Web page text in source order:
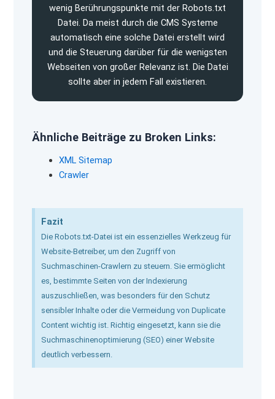
wenig Berührungspunkte mit der Robots.txt
Datei. Da meist durch die CMS Systeme
automatisch eine solche Datei erstellt wird
und die Steuerung darüber für die wenigsten
Webseiten von großer Relevanz ist. Die Datei
sollte aber in jedem Fall existieren.
Ähnliche Beiträge zu Broken Links:
XML Sitemap
Crawler
Fazit
Die Robots.txt-Datei ist ein essenzielles Werkzeug für
Website-Betreiber, um den Zugriff von
Suchmaschinen-Crawlern zu steuern. Sie ermöglicht
es, bestimmte Seiten von der Indexierung
auszuschließen, was besonders für den Schutz
sensibler Inhalte oder die Vermeidung von Duplicate
Content wichtig ist. Richtig eingesetzt, kann sie die
Suchmaschinenoptimierung (SEO) einer Website
deutlich verbessern.